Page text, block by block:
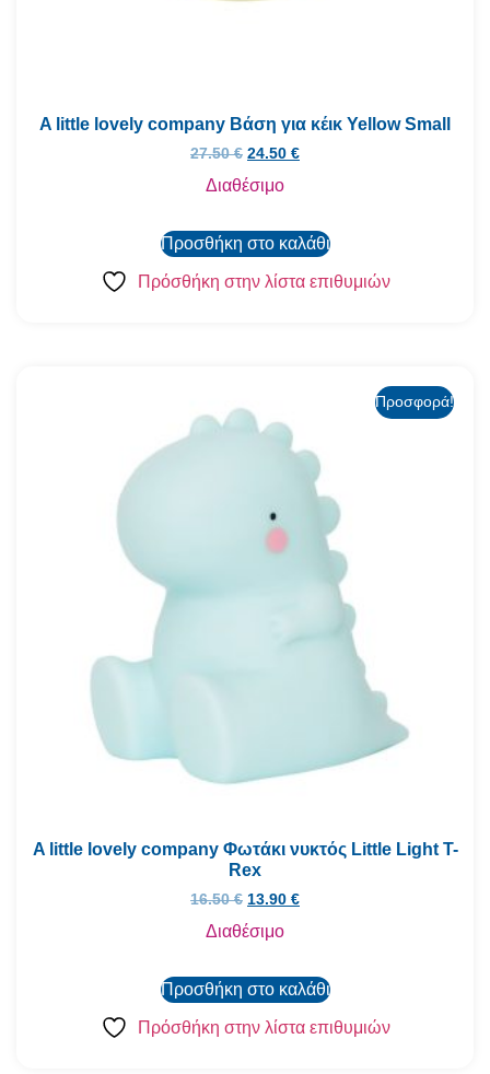
A little lovely company Βάση για κέικ Yellow Small
27.50€ 24.50 €
Διαθέσιμο
Προσθήκη στο καλάθι
Πρόσθήκη στην λίστα επιθυμιών
Προσφορά!
A little lovely company Φωτάκι νυκτός Little Light T-
Rex
16.50€ 13.90 €
Διαθέσιμο
Προσθήκη στο καλάθι
Πρόσθήκη στην λίστα επιθυμιών